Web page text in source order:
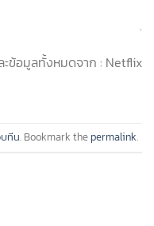
.
ข้อมูลทั้งหมดจาก : Netflix
ทีน. Bookmark the permalink.